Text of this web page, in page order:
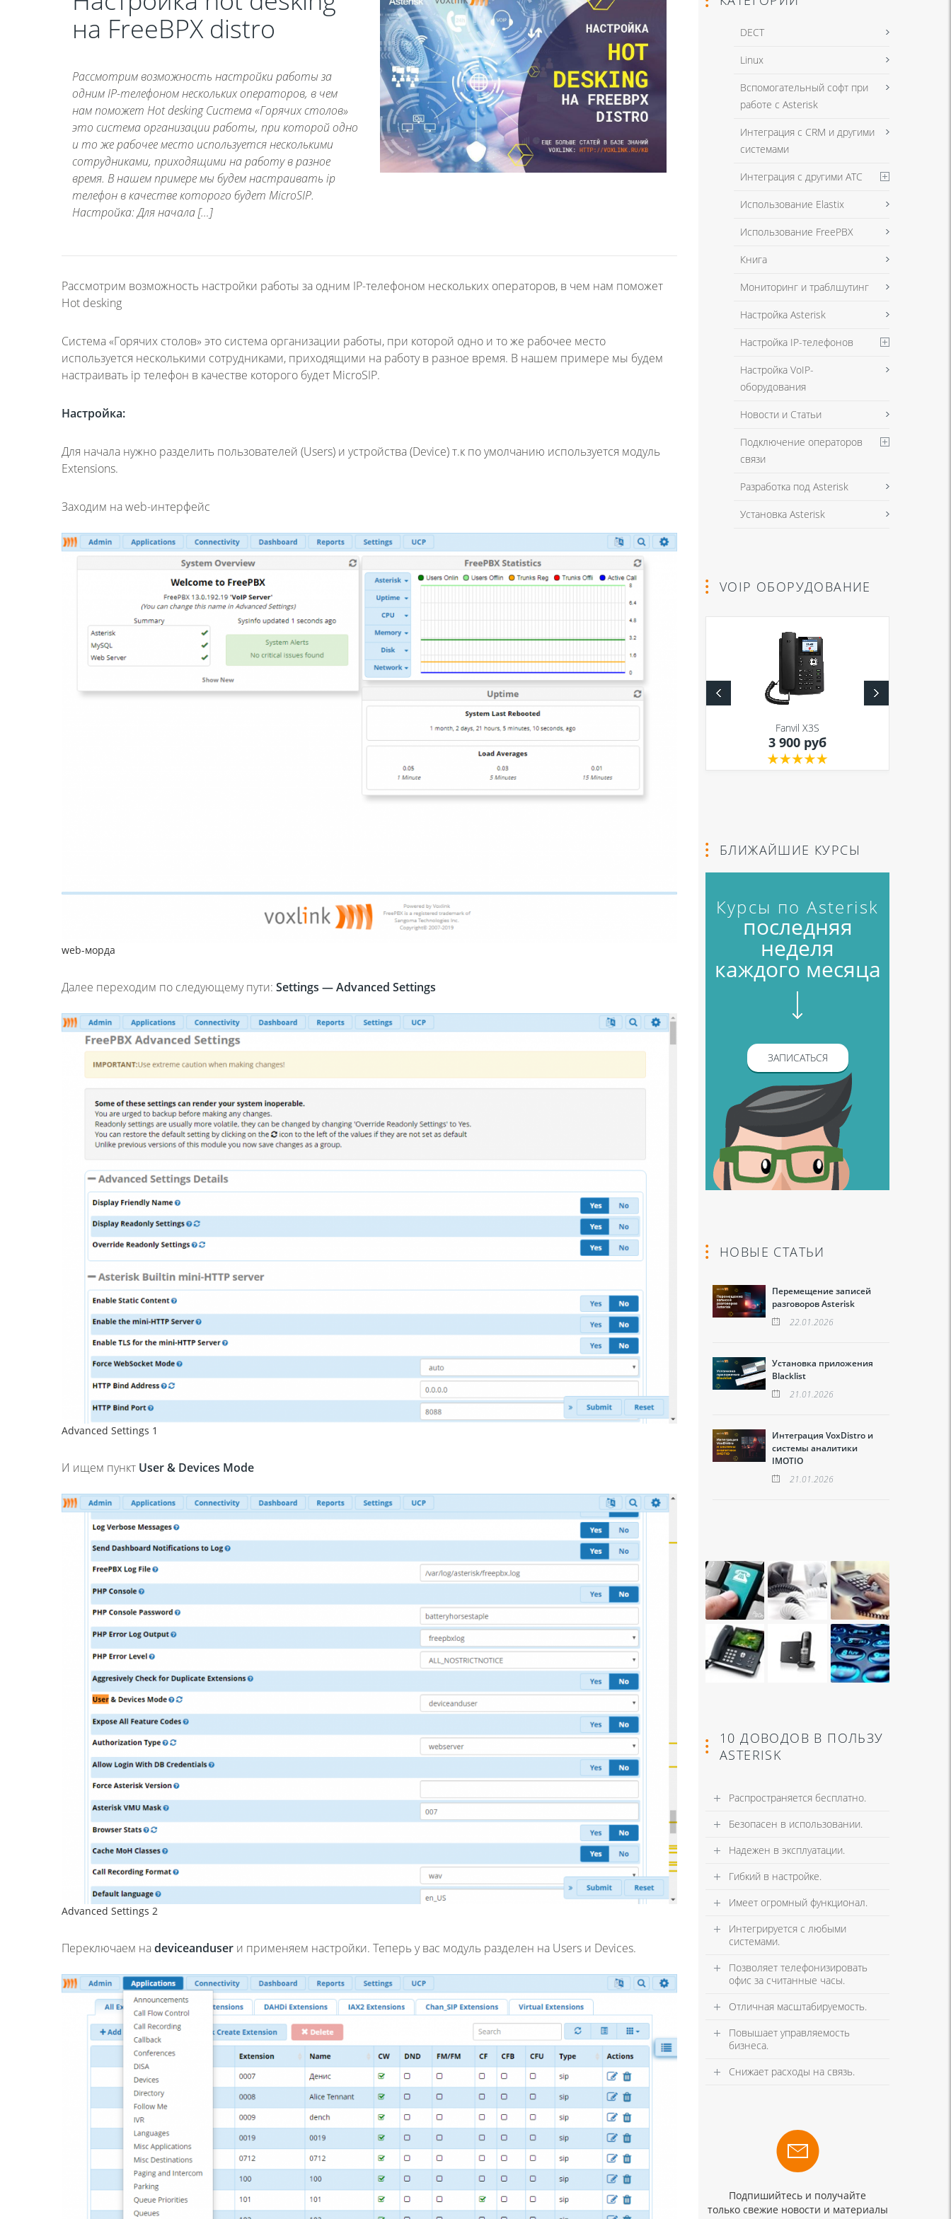
на FreeBPX distro
Рассмотрим возможность настройки работы за
одним IP-телефоном нескольких операторов, в чем
нам поможет Hot desking Система «Горячих столов»
это система организации работы, при которой одно
и то же рабочее место используется несколькими
сотрудниками, приходящими на работу в разное
время. В нашем примере мы будем настраивать ip
телефон в качестве которого будет MicroSIP.
Настройка: Для начала […]
Рассмотрим возможность настройки работы за одним IP-телефоном нескольких операторов, в чем нам поможет
Hot desking
Система «Горячих столов» это система организации работы, при которой одно и то же рабочее место
используется несколькими сотрудниками, приходящими на работу в разное время. В нашем примере мы будем
настраивать ip телефон в качестве которого будет MicroSIP.
Настройка:
Для начала нужно разделить пользователей (Users) и устройства (Device) т.к по умолчанию используется модуль
Extensions.
Заходим на web-интерфейс
web-морда
Далее переходим по следующему пути: Settings —Advanced Settings
Advanced Settings 1
И ищем пункт User & Devices Mode
Advanced Settings 2
Переключаем наdeviceanduser и применяем настройки. Теперь у вас модуль разделен на Users и Devices.
DECT
Linux
Вспомогательный софт при
работе с Asterisk
Интеграция с CRM и другими
системами
Интеграция с другими АТС
Использование Elastix
Использование FreePBX
Книга
Мониторинг и траблшутинг
Настройка Asterisk
Настройка IP-телефонов
Настройка VoIP-
оборудования
Новости и Статьи
Подключение операторов
связи
Разработка под Asterisk
Установка Asterisk
VOIP ОБОРУДОВАНИЕ
Fanvil X3S
3 900 руб
БЛИЖАЙШИЕ КУРСЫ
Курсы по Asterisk
последняя
неделя
каждого месяца
ЗАПИСАТЬСЯ
НОВЫЕ СТАТЬИ
Перемещение записей
разговоров Asterisk
22.01.2026
Установка приложения
Blacklist
21.01.2026
Интеграция VoxDistro и
системы аналитики
IMOTIO
21.01.2026
10 ДОВОДОВ В ПОЛЬЗУ
ASTERISK
Распространяется бесплатно.
Безопасен в использовании.
Надежен в эксплуатации.
Гибкий в настройке.
Имеет огромный функционал.
Интегрируется с любыми
системами.
Позволяет телефонизировать
офис за считанные часы.
Отличная масштабируемость.
Повышает управляемость
бизнеса.
Снижает расходы на связь.
Подпишийтесь и получайте
только свежие новости и материалы